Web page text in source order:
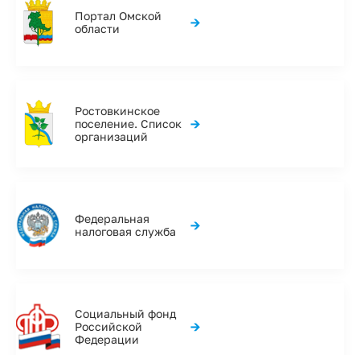
Портал Омской
области
→
Ростовкинское
поселение. Список
организаций
→
Федеральная
налоговая служба
→
Социальный фонд
Российской
Федерации
→